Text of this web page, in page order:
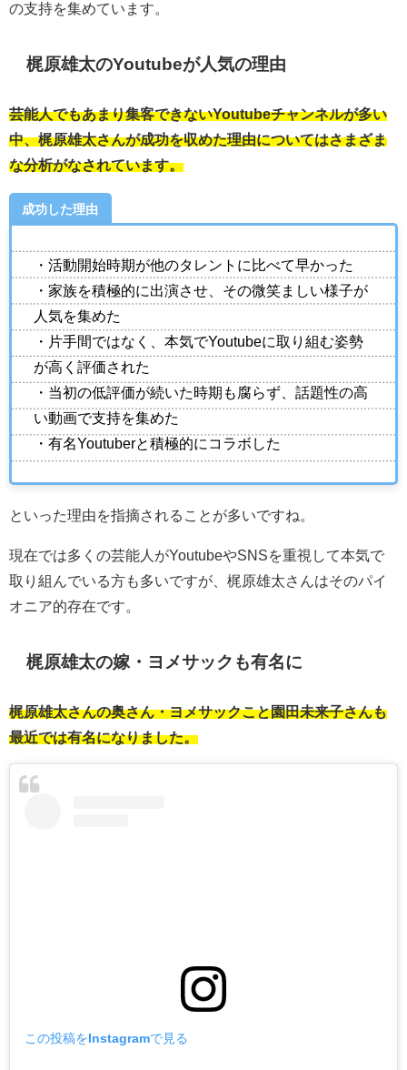
の支持を集めています。
梶原雄太のYoutubeが人気の理由
芸能人でもあまり集客できないYoutubeチャンネルが多い
中、梶原雄太さんが成功を収めた理由についてはさまざま
な分析がなされています。
成功した理由
・活動開始時期が他のタレントに比べて早かった
・家族を積極的に出演させ、その微笑ましい様子が
人気を集めた
・片手間ではなく、本気でYoutubeに取り組む姿勢
が高く評価された
・当初の低評価が続いた時期も腐らず、話題性の高
い動画で支持を集めた
・有名Youtuberと積極的にコラボした
といった理由を指摘されることが多いですね。
現在では多くの芸能人がYoutubeやSNSを重視して本気で
取り組んでいる方も多いですが、梶原雄太さんはそのパイ
オニア的存在です。
梶原雄太の嫁・ヨメサックも有名に
梶原雄太さんの奥さん・ヨメサックこと園田未来子さんも
最近では有名になりました。
この投稿をInstagramで見る